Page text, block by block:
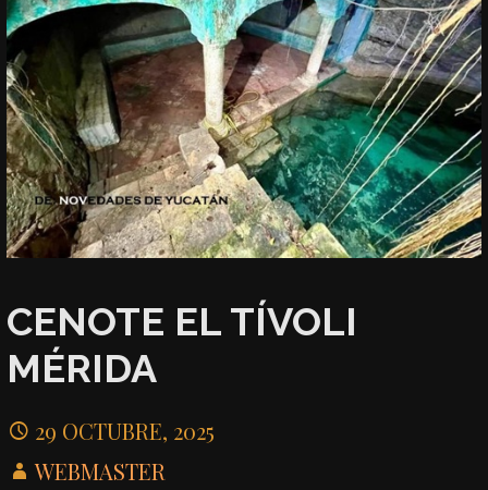
CENOTE EL TÍVOLI
MÉRIDA
29 OCTUBRE, 2025
WEBMASTER